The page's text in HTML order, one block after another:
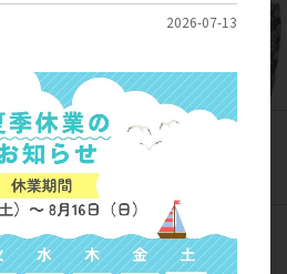
シャンタ バッグＭ
参考上代
2026-07-13